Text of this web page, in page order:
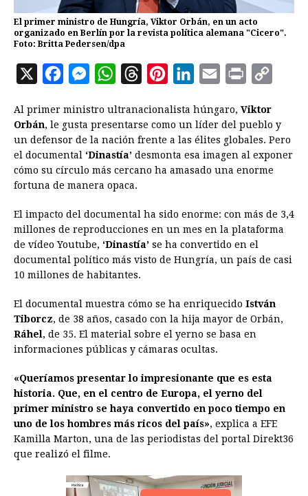
El primer ministro de Hungría, Viktor Orbán, en un acto
organizado en Berlín por la revista política alemana "Cicero".
Foto: Britta Pedersen/dpa
X
c
e
b
o
k
M
s
s
e
n
e
W
a
t
s
A
p
r
e
a
d
n
t
e
r
s
n
k
e
d
n
a
l
i
n
t
y
L
i
k
Al primer ministro ultranacionalista húngaro, Viktor
Orbán, le gusta presentarse como un líder del pueblo y
un defensor de la nación frente a las élites globales. Pero
el documental ‘Dinastía’ desmonta esa imagen al exponer
cómo su círculo más cercano ha amasado una enorme
fortuna de manera opaca.
El impacto del documental ha sido enorme: con más de 3,4
millones de reproducciones en un mes en la plataforma
de vídeo Youtube, ‘Dinastía’ se ha convertido en el
documental político más visto de Hungría, un país de casi
10 millones de habitantes.
El documental muestra cómo se ha enriquecido István
Tiborcz, de 38 años, casado con la hija mayor de Orbán,
Ráhel, de 35. El material sobre el yerno se basa en
informaciones públicas y cámaras ocultas.
«Queríamos presentar lo impresionante que es esta
historia. Que, en el centro de Europa, el yerno del
primer ministro se haya convertido en poco tiempo en
uno de los hombres más ricos del país», explica a EFE
Kamilla Marton, una de las periodistas del portal Direkt36
que realizó el filme.